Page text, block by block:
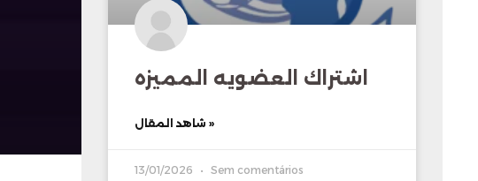
اشتراك العضويه المميزه
شاهد المقال »
13/01/2026 Sem comentários